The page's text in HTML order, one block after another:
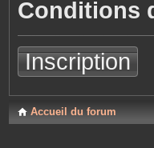
Conditions
Inscription
Accueil du forum